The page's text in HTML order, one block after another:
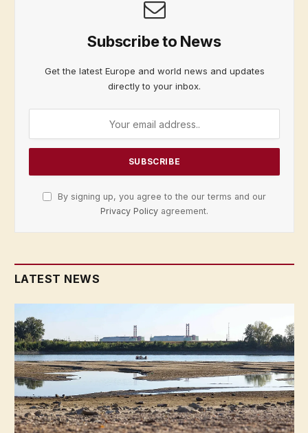
Subscribe to News
Get the latest Europe and world news and updates
directly to your inbox.
By signing up, you agree to the our terms and our
Privacy Policy agreement.
LATEST NEWS